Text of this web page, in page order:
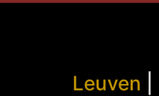
Leuven